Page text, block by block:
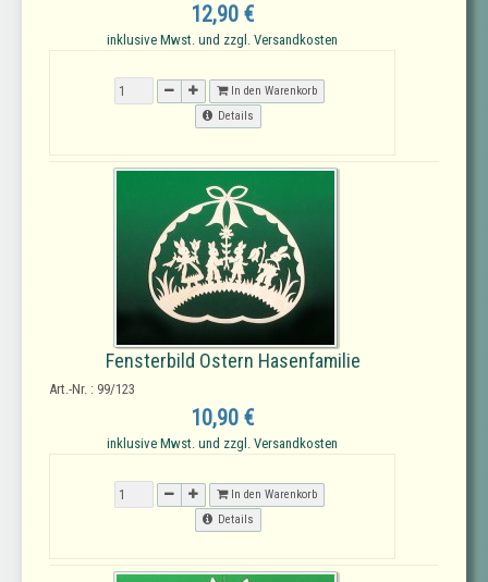
12,90 €
inklusive Mwst. und zzgl. Versandkosten
In den Warenkorb
Details
Fensterbild Ostern Hasenfamilie
Art.-Nr. : 99/123
10,90 €
inklusive Mwst. und zzgl. Versandkosten
In den Warenkorb
Details